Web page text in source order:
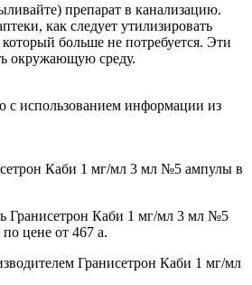
препарат в канализацию.
как следует утилизировать
больше не потребуется. Эти
окружающую среду.
с использованием информации из
Каби 1 мг/мл 3 мл №5 ампулы в
Гранисетрон Каби 1 мг/мл 3 мл №5
цене от 467 a.
Гранисетрон Каби 1 мг/мл